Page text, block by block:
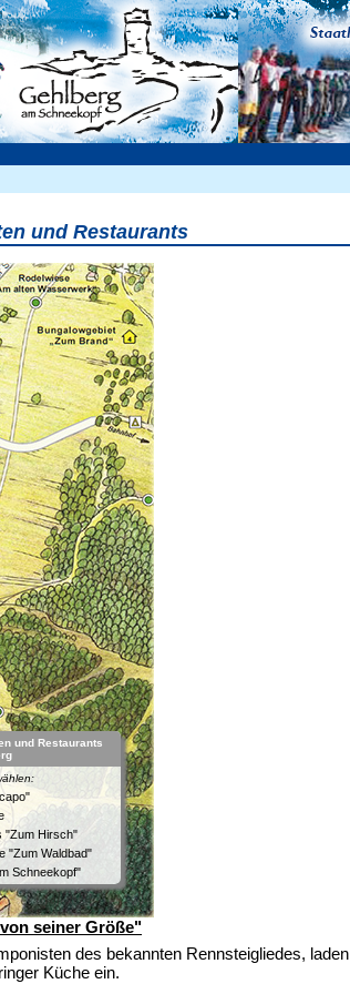
und Restaurants
und Restaurants
"Zum Hirsch"
"Zum Waldbad"
Schneekopf"
seiner Größe"
des bekannten Rennsteigliedes, laden
Küche ein.